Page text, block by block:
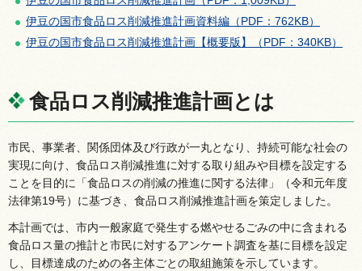
伊豆の国市食品ロス削減推進計画資料編（PDF：762KB）
伊豆の国市食品ロス削減推進計画【概要版】（PDF：340KB）
食品ロス削減推進計画とは
市民、事業者、関係団体及び行政が一丸となり、持続可能な社会の
実現に向け、食品ロス削減推進に対する取り組みや目標を設定する
ことを目的に「食品ロスの削減の推進に関する法律」（令和元年度
法律第19号）に基づき、食品ロス削減推進計画を策定しました。
本計画では、市内一般家庭で発生する燃やせるごみの中に含まれる
食品ロス量の推計と市民に対するアンケート調査を基に目標を設定
し、目標達成のための各主体ごとの取組施策を示しています。